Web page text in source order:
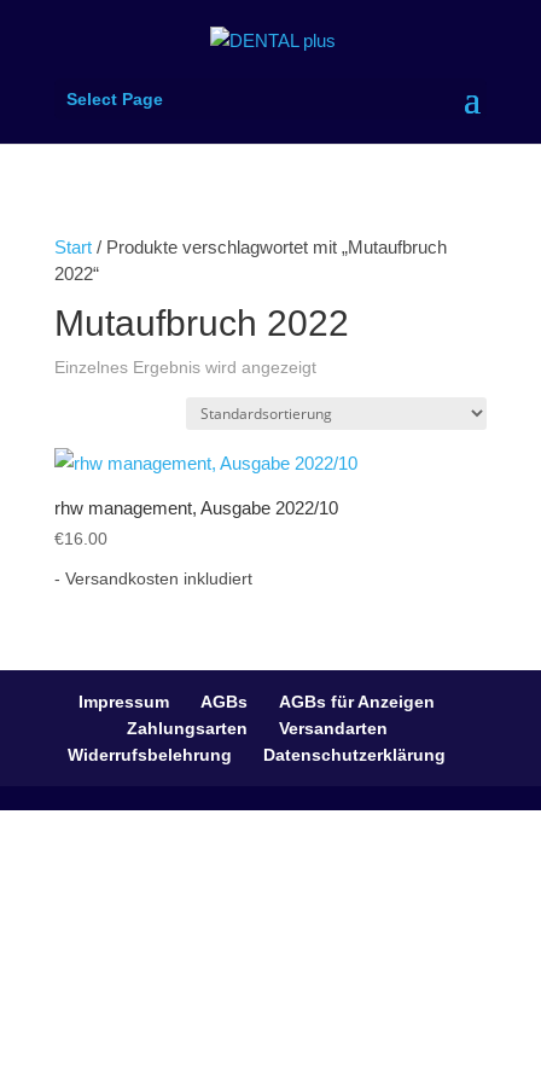
Select Page
Start/ Produkte verschlagwortet mit „Mutaufbruch
2022“
Mutaufbruch 2022
Einzelnes Ergebnis wird angezeigt
rhw management, Ausgabe 2022/10
€16.00
- Versandkosten inkludiert
Impressum AGBs
AGBs für Anzeigen
Zahlungsarten
Versandarten
Widerrufsbelehrung
Datenschutzerklärung